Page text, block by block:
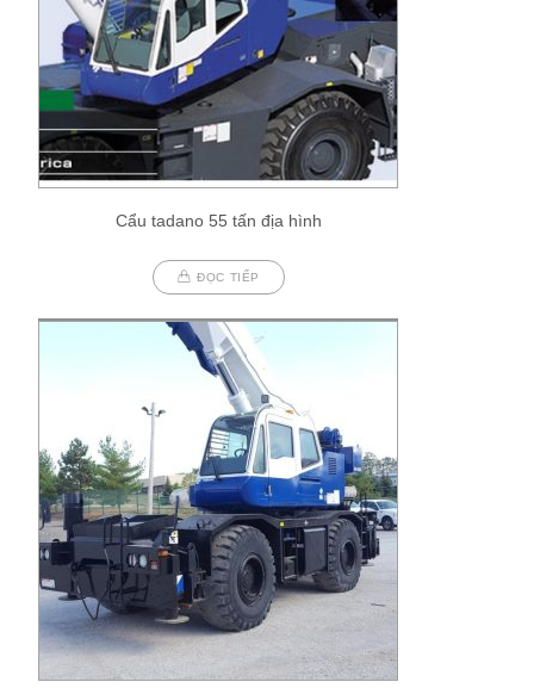
Cẩu tadano 55 tấn địa hình
ĐỌC TIẾP